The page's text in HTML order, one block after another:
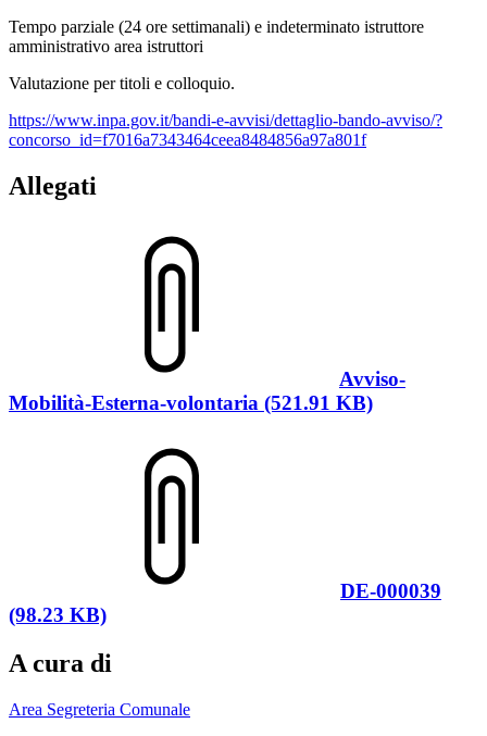
Tempo parziale (24 ore settimanali) e indeterminato istruttore
amministrativo area istruttori
Valutazione per titoli e colloquio.
https://www.inpa.gov.it/bandi-e-avvisi/dettaglio-bando-avviso/?
concorso_id=f7016a7343464ceea8484856a97a801f
Allegati
Avviso-
Mobilità-Esterna-volontaria (521.91 KB)
DE-000039
(98.23 KB)
A cura di
Area Segreteria Comunale